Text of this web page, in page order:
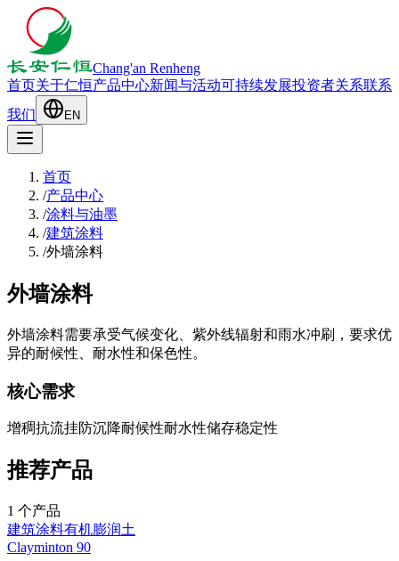
Chang'an Renheng
首页关于仁恒产品中心新闻与活动可持续发展投资者关系联系
我们
EN
首页
/产品中心
/涂料与油墨
/建筑涂料
/外墙涂料
外墙涂料
外墙涂料需要承受气候变化、紫外线辐射和雨水冲刷，要求优
异的耐候性、耐水性和保色性。
核心需求
增稠抗流挂防沉降耐候性耐水性储存稳定性
推荐产品
1 个产品
建筑涂料有机膨润土
Clayminton 90